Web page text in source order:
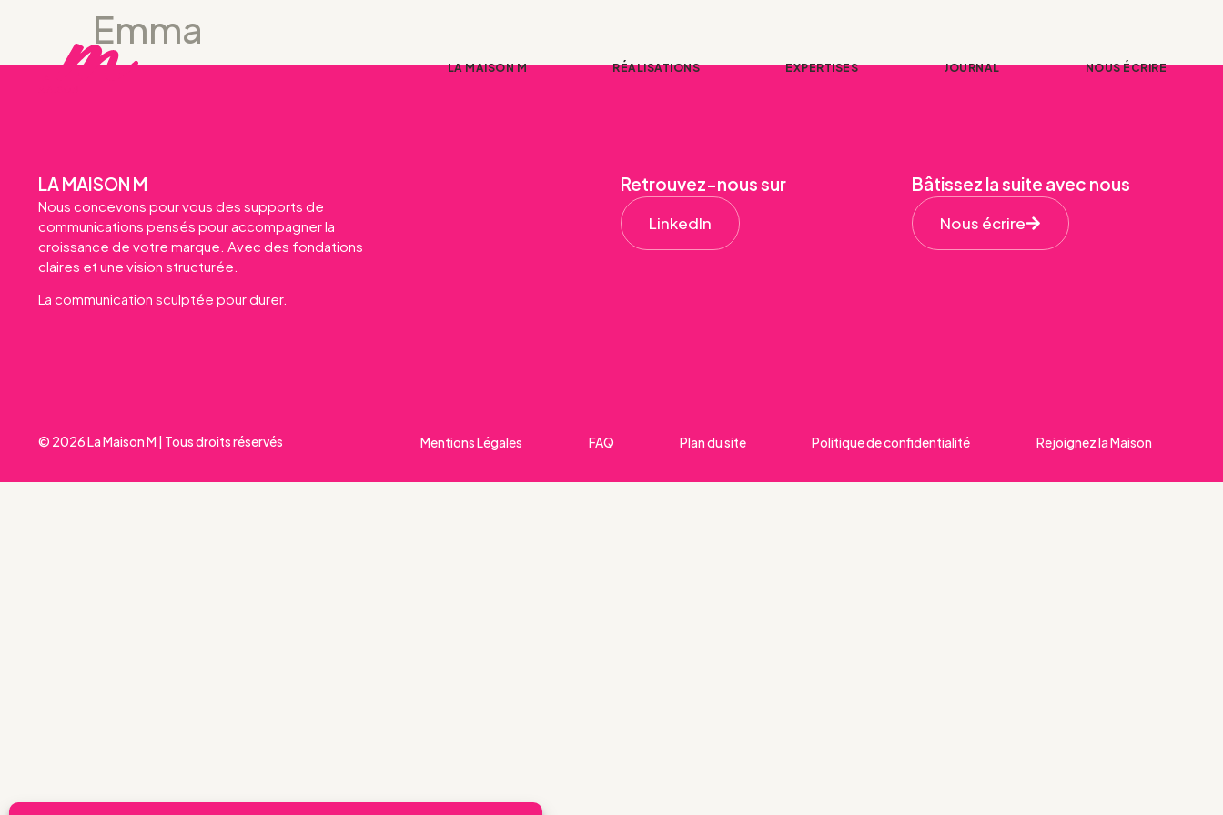
LA MAISON M RÉALISATIONS EXPERTISES JOURNAL NOUS ÉCRIRE
Emma
LA MAISON M
Nous concevons pour vous des supports de
communications pensés pour accompagner la
croissance de votre marque. Avec des fondations
claires et une vision structurée.
La communication sculptée pour durer.
Retrouvez-nous sur
LinkedIn
Bâtissez la suite avec nous
Nous écrire
© 2026 La Maison M | Tous droits réservés Mentions Légales FAQ Plan du site Politique de confidentialité Rejoignez la Maison